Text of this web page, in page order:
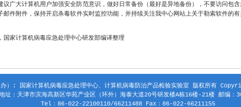
议广大计算机用户加强安全防范意识，做好日常备份（最好是异地备份），不要访问包
邮件附件，保持开启杀毒软件实时监控功能，并持续关注我中心网站上关于勒索软件的
国家计算机病毒应急处理中心研发部编译整理
办）: 国家计算机病毒应急处理中心、计算机病毒防治产品检验实验室 版权所有
址：天津市滨海高新区华苑产业区（环外）海泰大道20号研发楼A栋16楼-21楼 邮编：
Tel：86-022-22100110/66211488 Fax：86-022-66211155